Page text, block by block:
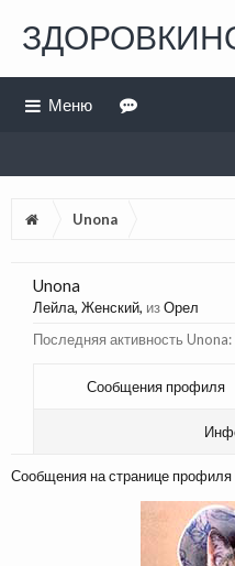
Unona
Unona
Лейла, Женский, изОрел
Последняя активность Unona:
Сообщения профиля
Сообщения на странице профиля
Меню